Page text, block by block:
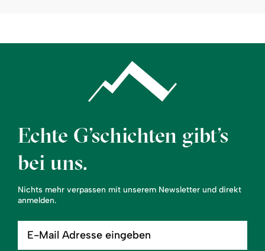
Echte G’schichten gibt’s
bei uns.
Nichts mehr verpassen mit unserem Newsletter und direkt
anmelden.
Mail